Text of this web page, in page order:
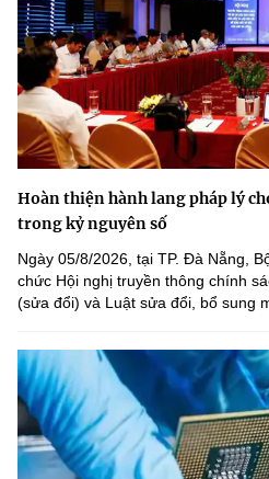
Hoàn thiện hành lang pháp lý
trong kỷ nguyên số
Ngày 05/8/2026, tại TP. Đà Nẵng,
chức Hội nghị truyền thông chính
(sửa đổi) và Luật sửa đổi, bổ sung